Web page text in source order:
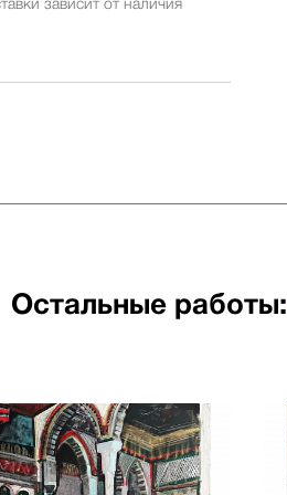
факту прихода товара на
компаниями: ПЭК,
переулок д.23 стр.1
лифта. Подъем мебели 100
Остальные работы: